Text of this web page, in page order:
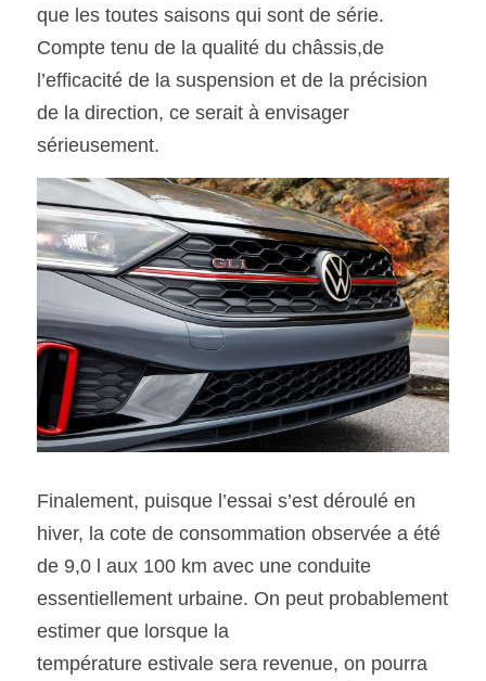
que les toutes saisons qui sont de série.
Compte tenu de la qualité du châssis,de
l’efficacité de la suspension et de la précision
de la direction, ce serait à envisager
sérieusement.
Finalement, puisque l’essai s’est déroulé en
hiver, la cote de consommation observée a été
de 9,0 l aux 100 km avec une conduite
essentiellement urbaine. On peut probablement
estimer que lorsque la
température estivale sera revenue, on pourra